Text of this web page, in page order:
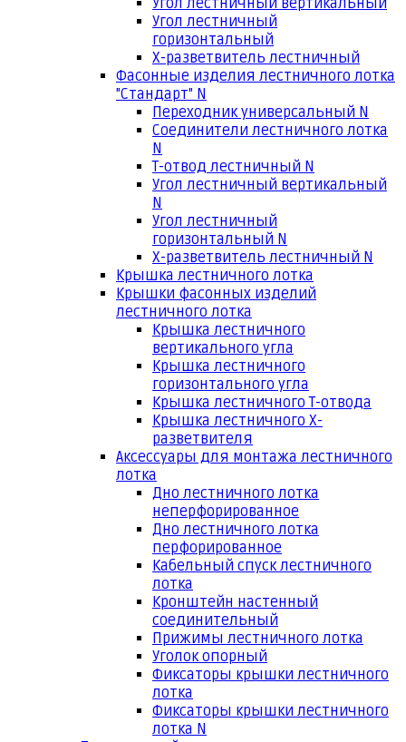
Угол лестничный вертикальный
Угол лестничный
горизонтальный
Х-разветвитель лестничный
Фасонные изделия лестничного лотка
"Стандарт" N
Переходник универсальный N
Соединители лестничного лотка
N
Т-отвод лестничный N
Угол лестничный вертикальный
N
Угол лестничный
горизонтальный N
Х-разветвитель лестничный N
Крышка лестничного лотка
Крышки фасонных изделий
лестничного лотка
Крышка лестничного
вертикального угла
Крышка лестничного
горизонтального угла
Крышка лестничного Т-отвода
Крышка лестничного Х-
разветвителя
Аксессуары для монтажа лестничного
лотка
Дно лестничного лотка
неперфорированное
Дно лестничного лотка
перфорированное
Кабельный спуск лестничного
лотка
Кронштейн настенный
соединительный
Прижимы лестничного лотка
Уголок опорный
Фиксаторы крышки лестничного
лотка
Фиксаторы крышки лестничного
лотка N